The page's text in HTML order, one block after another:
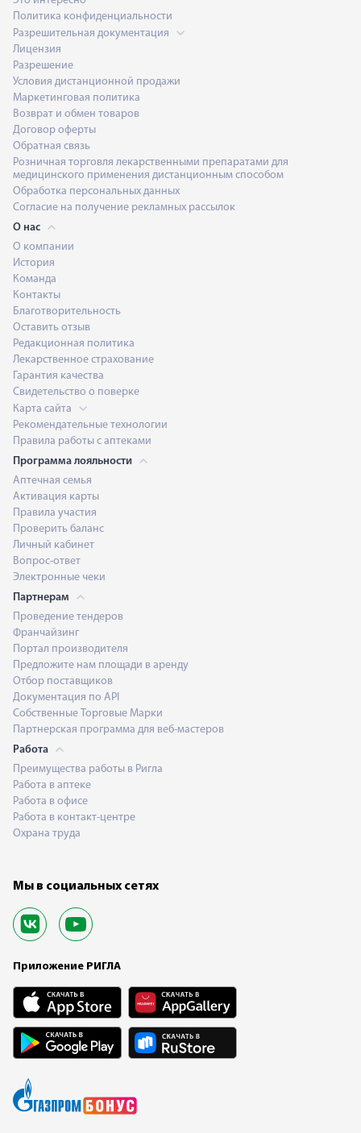
Политика конфиденциальности
Разрешительная документация
Лицензия
Разрешение
Условия дистанционной продажи
Маркетинговая политика
Возврат и обмен товаров
Договор оферты
Обратная связь
Розничная торговля лекарственными препаратами для
медицинского применения дистанционным способом
Обработка персональных данных
Согласие на получение рекламных рассылок
О нас
О компании
История
Команда
Контакты
Благотворительность
Оставить отзыв
Редакционная политика
Лекарственное страхование
Гарантия качества
Свидетельство о поверке
Карта сайта
Рекомендательные технологии
Правила работы с аптеками
Программа лояльности
Аптечная семья
Активация карты
Правила участия
Проверить баланс
Личный кабинет
Вопрос-ответ
Электронные чеки
Партнерам
Проведение тендеров
Франчайзинг
Портал производителя
Предложите нам площади в аренду
Отбор поставщиков
Документация по API
Собственные Торговые Марки
Партнерская программа для веб-мастеров
Работа
Преимущества работы в Ригла
Работа в аптеке
Работа в офисе
Работа в контакт-центре
Охрана труда
Мы в социальных сетях
Приложение РИГЛА